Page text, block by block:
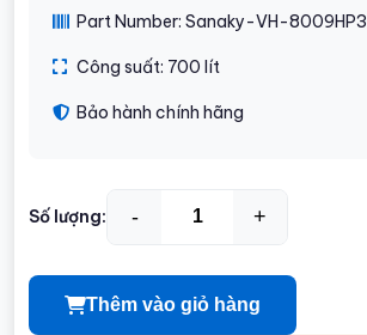
Part Number: Sanaky-VH-8009HP3
Công suất: 700 lít
Bảo hành chính hãng
Số lượng: - +
Thêm vào giỏ hàng